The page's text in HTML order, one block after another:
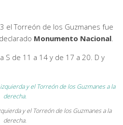
el Torreón de los Guzmanes fue
declarado Monumento Nacional
S de 11 a 14 y de 17 a 20. D y
y el Torreón de los Guzmanes a la
derecha.